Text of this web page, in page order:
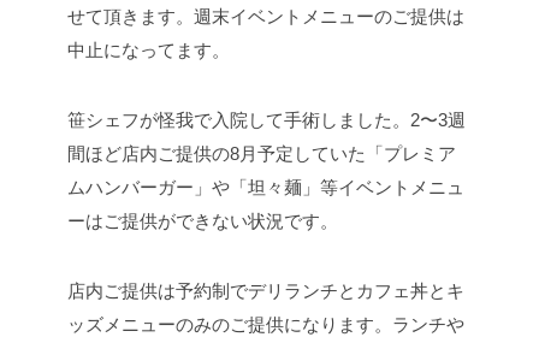
せて頂きます。 週末イベントメニューのご提供は
中止になってます。
笹シェフが怪我で入院して手術しました。 2〜3週
間ほど店内ご提供の8月予定していた「プレミア
ムハンバーガー」や「坦々麺」等イベントメニュ
ーはご提供ができない状況です。
店内ご提供は予約制でデリランチとカフェ丼とキ
ッズメニューのみのご提供になります。 ランチや